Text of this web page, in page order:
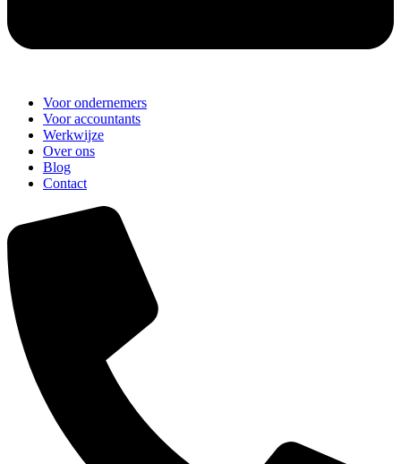
Main
Menu
Voor ondernemers
Voor accountants
Werkwijze
Over ons
Blog
Contact